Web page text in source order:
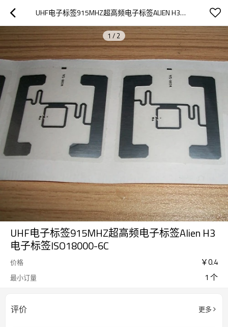
UHF电子标签915MHZ超高频电子标签ALIEN H3电子标签ISO18000-6C
1 / 2
UHF电子标签915MHZ超高频电子标签Alien H3
电子标签ISO18000-6C
价格 ￥0.4
最小订量 1 个
评价 更多